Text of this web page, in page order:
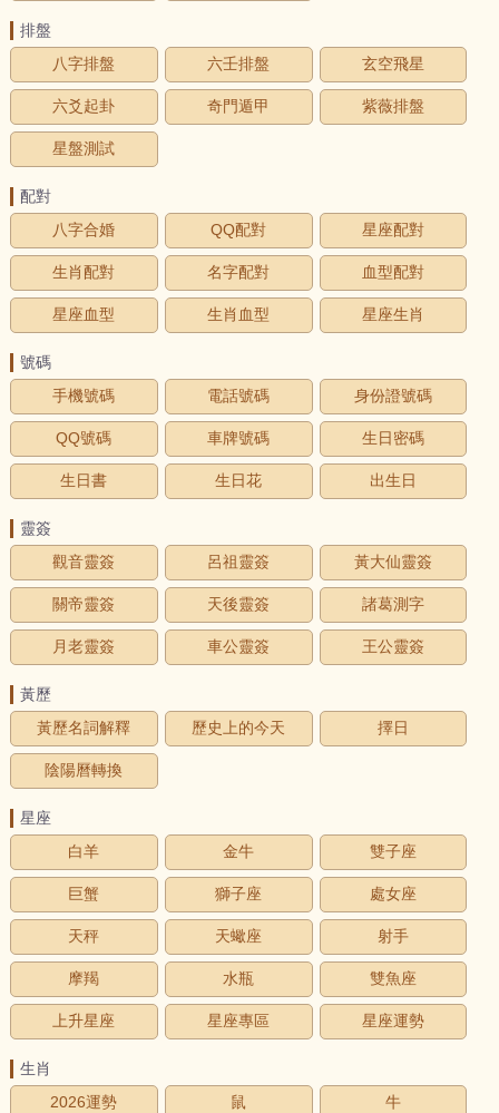
排盤
八字排盤
六壬排盤 玄空飛星
六爻起卦 奇門遁甲 紫薇排盤
星盤測試
配對
八字合婚
QQ配對 星座配對
生肖配對 名字配對 血型配對
星座血型 生肖血型 星座生肖
號碼
手機號碼
電話號碼 身份證號碼
QQ號碼 車牌號碼 生日密碼
生日書 生日花 出生日
靈簽
觀音靈簽
呂祖靈簽 黃大仙靈簽
關帝靈簽 天後靈簽 諸葛測字
月老靈簽 車公靈簽 王公靈簽
黃歷
黃歷名詞解釋
歷史上的今天 擇日
陰陽曆轉換
星座
白羊
金牛 雙子座
巨蟹 獅子座 處女座
天秤 天蠍座 射手
摩羯 水瓶 雙魚座
上升星座 星座專區 星座運勢
生肖
2026運勢
鼠 牛